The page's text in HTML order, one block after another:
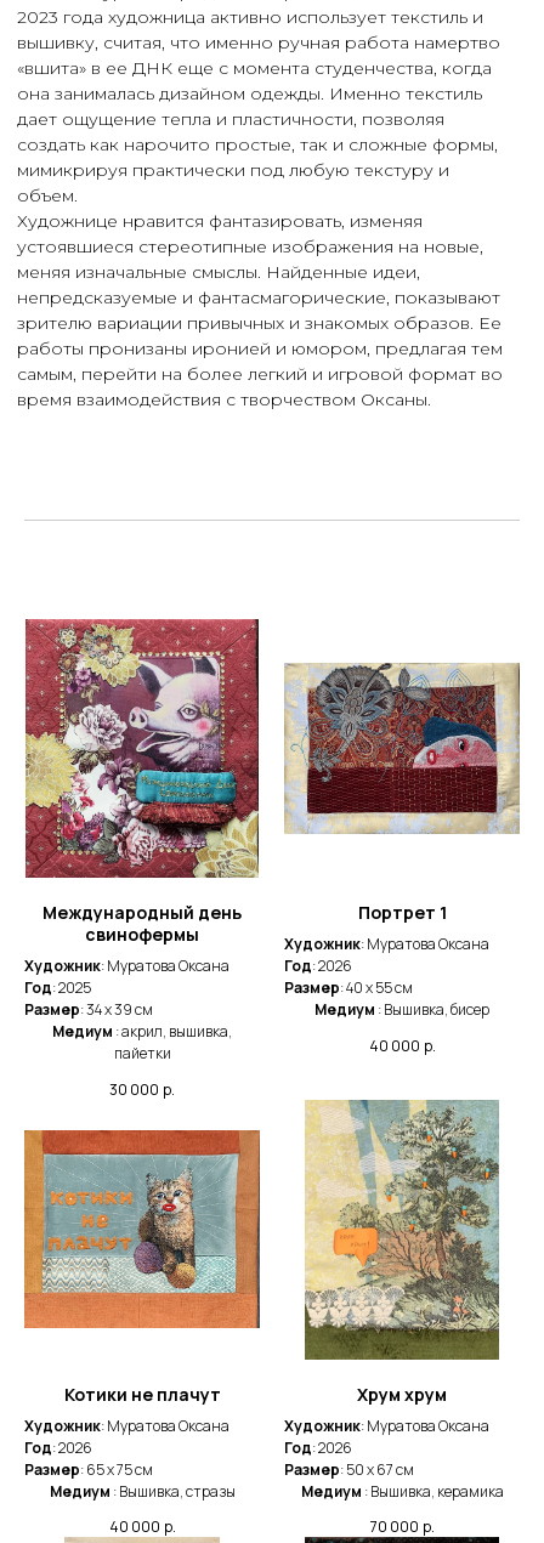
устоявшиеся стереотипные изображения на новые,
меняя изначальные смыслы. Найденные идеи,
непредсказуемые и фантасмагорические, показывают
зрителю вариации привычных и знакомых образов. Ее
работы пронизаны иронией и юмором, предлагая тем
время взаимодействия с творчеством Оксаны.
Международный день
свинофермы
Художник: Муратова Оксана
Год: 2025
Размер: 34 x 39 cм
Медиум : акрил, вышивка,
пайетки
30 000 р.
Портрет 1
Художник: Муратова Оксана
Год: 2026
Размер: 40 x 55 cм
Медиум : Вышивка, бисер
40 000 р.
Котики не плачут
Художник: Муратова Оксана
Год: 2026
Размер: 65 x 75 cм
Медиум : Вышивка, стразы
40 000 р.
Хрум хрум
Художник: Муратова Оксана
Год: 2026
Размер: 50 x 67 cм
Медиум : Вышивка, керамика
70 000 р.